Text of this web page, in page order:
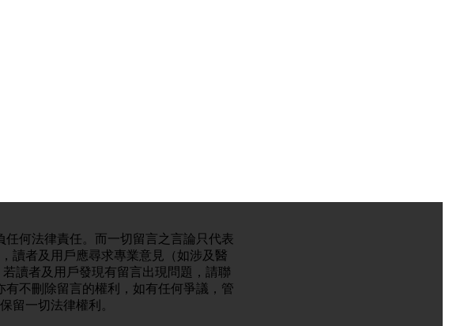
何法律責任。而一切留言之言論只代表
讀者及用戶應尋求專業意見（如涉及醫
讀者及用戶發現有留言出現問題，請聯
不刪除留言的權利，如有任何爭議，管
留一切法律權利。